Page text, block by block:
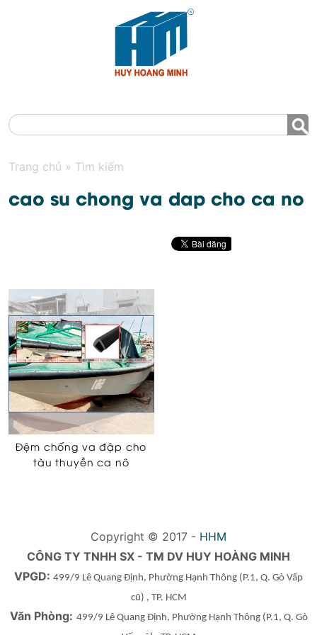
Trang chủ » Tìm kiếm
cao su chong va dap cho ca no
Đệm chống va đập cho
tàu thuyền ca nô
Copyright © 2017 - HHM
CÔNG TY TNHH SX - TM DV HUY HOÀNG MINH
VPGD: 499/9 Lê Quang Định, Phường Hạnh Thông (P.1, Q. Gò Vấp
cũ) , TP. HCM
Văn Phòng: 499/9 Lê Quang Định, Phường Hạnh Thông(P.1, Q. Gò